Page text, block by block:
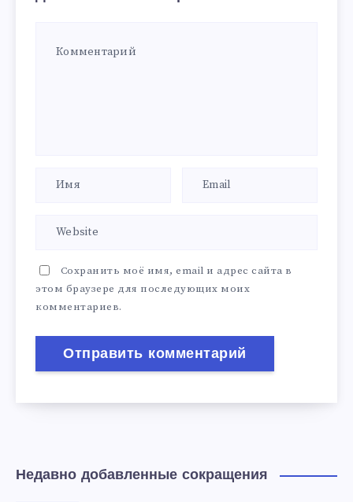
Сохранить моё имя, email и адрес сайта в
этом браузере для последующих моих
комментариев.
Недавно добавленные сокращения